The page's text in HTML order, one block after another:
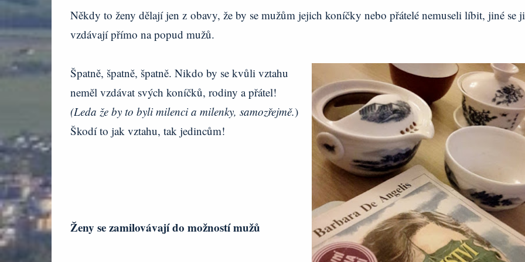
Někdy to ženy dělají jen z obavy, že by se mužům jejich koníčky nebo přátelé nemuseli líbit, jiné se
vzdávají přímo na popud mužů.
Špatně, špatně, špatně. Nikdo by se kvůli vztahu
neměl vzdávat svých koníčků, rodiny a přátel!
(Leda že by to byli milenci a milenky, samozřejmě.)
Škodí to jak vztahu, tak jedincům!
Ženy se zamilovávají do možností mužů